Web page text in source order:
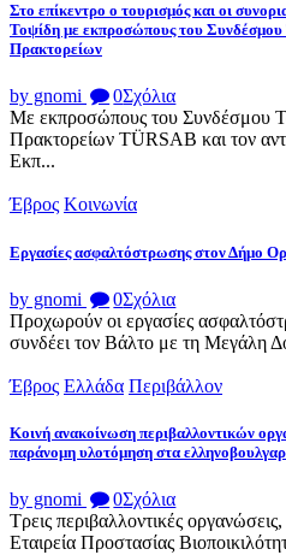
Στο επίκεντρο ο τουρισμός και οι
Τοψίδη με εκπροσώπους του
Πρακτορείων
by gnomi 0Σχόλια
Με εκπροσώπους του Συνδέσμου
Πρακτορείων TÜRSAB και τον
Εκπ...
Έβρος Κοινωνία
Εργασίες ασφαλτόστρωσης στον Δήμο
by gnomi 0Σχόλια
Προχωρούν οι εργασίες
συνδέει τον Βάλτο με τη Μεγάλη
Έβρος Ελλάδα Περιβάλλον
Κοινή ανακοίνωση περιβαλλοντικών
παράνομη υλοτόμηση στα
by gnomi 0Σχόλια
Τρεις περιβαλλοντικές
Εταιρεία Προστασίας